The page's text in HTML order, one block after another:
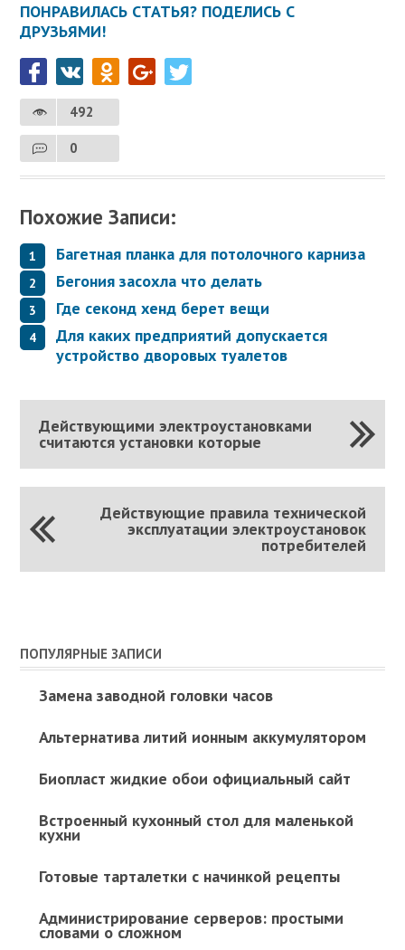
ПОНРАВИЛАСЬ СТАТЬЯ? ПОДЕЛИСЬ С
ДРУЗЬЯМИ!
492
0
Похожие Записи:
Багетная планка для потолочного карниза
Бегония засохла что делать
Где секонд хенд берет вещи
Для каких предприятий допускается
устройство дворовых туалетов
Действующими электроустановками
считаются установки которые
Действующие правила технической
эксплуатации электроустановок
потребителей
ПОПУЛЯРНЫЕ ЗАПИСИ
Замена заводной головки часов
Альтернатива литий ионным аккумулятором
Биопласт жидкие обои официальный сайт
Встроенный кухонный стол для маленькой
кухни
Готовые тарталетки с начинкой рецепты
Администрирование серверов: простыми
словами о сложном